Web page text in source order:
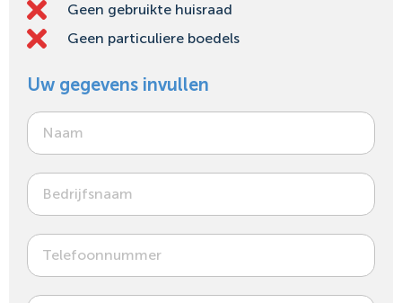
Geen gebruikte huisraad
Geen particuliere boedels
Uw gegevens invullen